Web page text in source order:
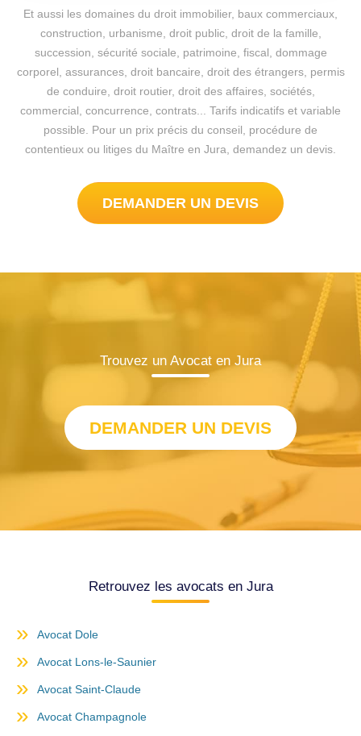
Et aussi les domaines du droit immobilier, baux commerciaux,
construction, urbanisme, droit public, droit de la famille,
succession, sécurité sociale, patrimoine, fiscal, dommage
corporel, assurances, droit bancaire, droit des étrangers, permis
de conduire, droit routier, droit des affaires, sociétés,
commercial, concurrence, contrats... Tarifs indicatifs et variable
possible. Pour un prix précis du conseil, procédure de
contentieux ou litiges du Maître en Jura, demandez un devis.
DEMANDER UN DEVIS
Trouvez un Avocat en Jura
DEMANDER UN DEVIS
Retrouvez les avocats en Jura
Avocat Dole
Avocat Lons-le-Saunier
Avocat Saint-Claude
Avocat Champagnole